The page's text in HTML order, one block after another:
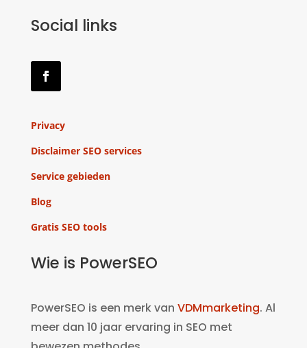
Social links
Privacy
Disclaimer SEO services
Service gebieden
Blog
Gratis SEO tools
Wie is PowerSEO
PowerSEO is een merk van VDMmarketing. Al
meer dan 10 jaar ervaring in SEO met